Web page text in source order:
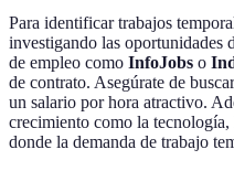
Para identificar trabajos
investigando las oportunidades
de empleo como InfoJobs o
de contrato. Asegúrate de
un salario por hora atractivo.
crecimiento como la
donde la demanda de trabajo